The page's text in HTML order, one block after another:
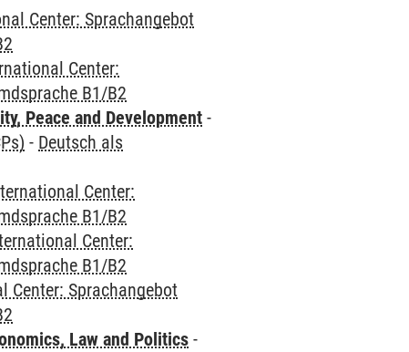
Center: Sprachangebot
Center:
B1/B2
Peace and Development -
- Deutsch als
Center:
B1/B2
Center:
B1/B2
Center: Sprachangebot
Law and Politics -